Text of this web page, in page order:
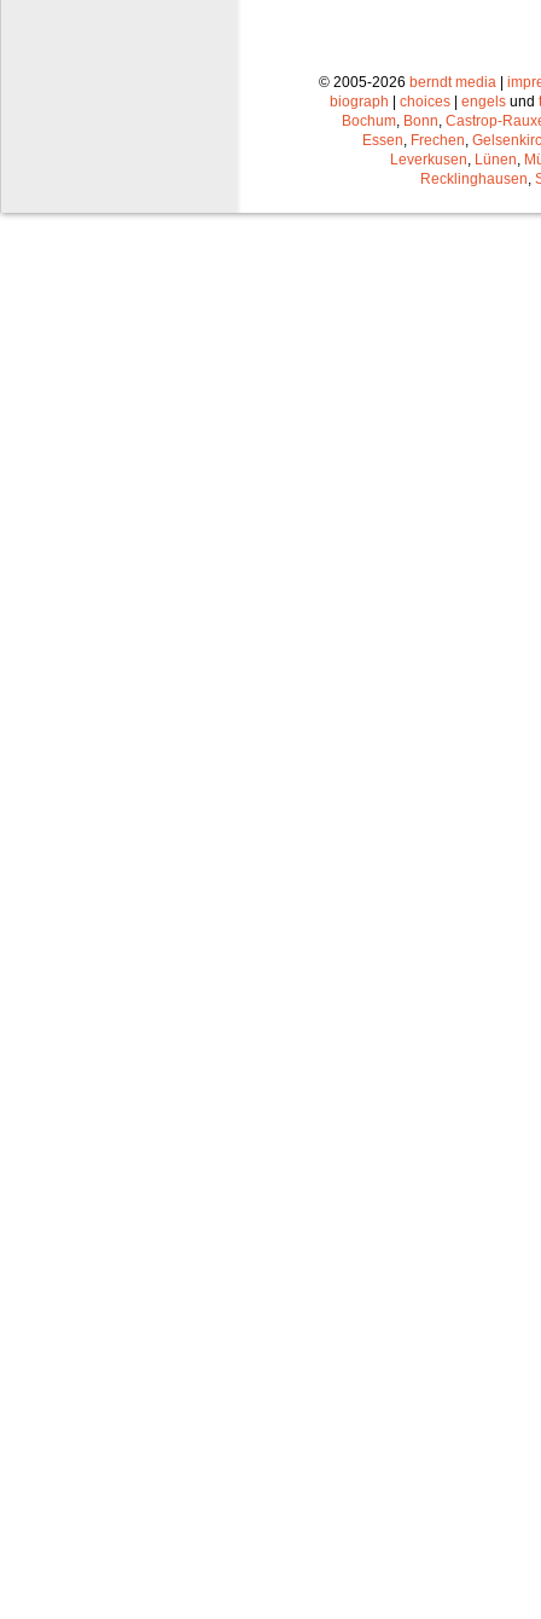
© 2005-2026 berndt media |
biograph | choices | engels und
Bochum Bonn Castrop-
Essen Frechen
Leverkusen Lünen
Recklinghausen